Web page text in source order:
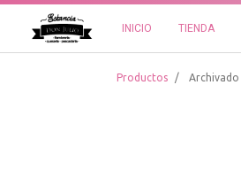
INICIO TIENDA
Productos Archivado